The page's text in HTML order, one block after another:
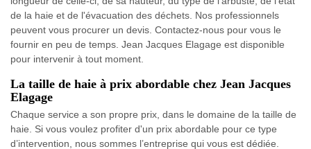
de la haie et de l'évacuation des déchets. Nos professionnels
peuvent vous procurer un devis. Contactez-nous pour vous le
fournir en peu de temps. Jean Jacques Elagage est disponible
pour intervenir à tout moment.
La taille de haie à prix abordable chez Jean Jacques
Elagage
Chaque service a son propre prix, dans le domaine de la taille de
haie. Si vous voulez profiter d'un prix abordable pour ce type
d’intervention, nous sommes l’entreprise qui vous est dédiée.